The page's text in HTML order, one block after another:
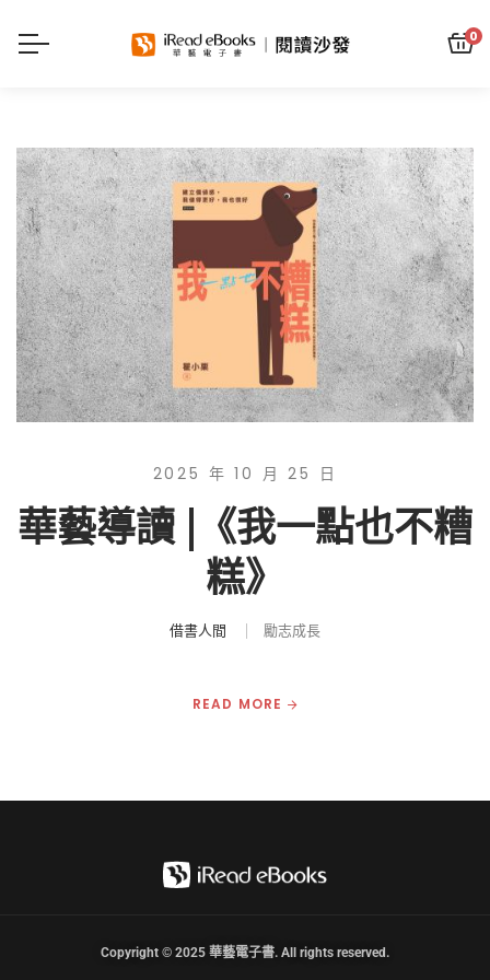
0
2025 年 10 月 25 日
華藝導讀 |《我一點也不糟
糕》
借書人間 勵志成長
READ MORE
Copyright © 2025 華藝電子書. All rights reserved.